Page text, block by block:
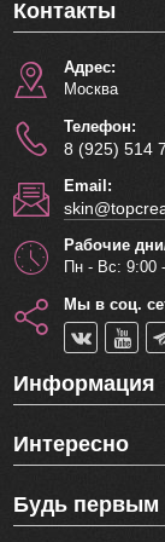
незаметную
испарение воды,
не
глубокому
Крем
чувствительной
Способ
этапом ухода
солнце.
Объём: 40 мл
Контакты
Адрес:
Москва
Телефон:
8 (925) 514
Email:
Рабочие
Пн - Вс: 9:00
Мы в соц.
Информация
Интересно
Будь первым